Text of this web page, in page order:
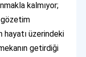
kalmıyor;
gözetim
hayatı üzerindeki
getirdiği